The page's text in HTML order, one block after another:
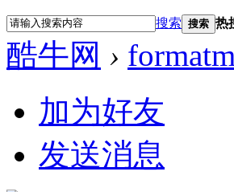
搜索 搜索 热
酷牛网 ›
加为好友
发送消息